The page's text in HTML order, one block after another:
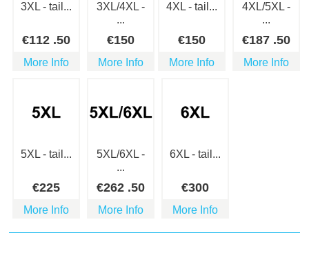
3XL - tail...
€112 .50
More Info
3XL/4XL -
...
€150
More Info
4XL - tail...
€150
More Info
4XL/5XL -
...
€187 .50
More Info
5XL - tail...
€225
More Info
5XL/6XL -
...
€262 .50
More Info
6XL - tail...
€300
More Info